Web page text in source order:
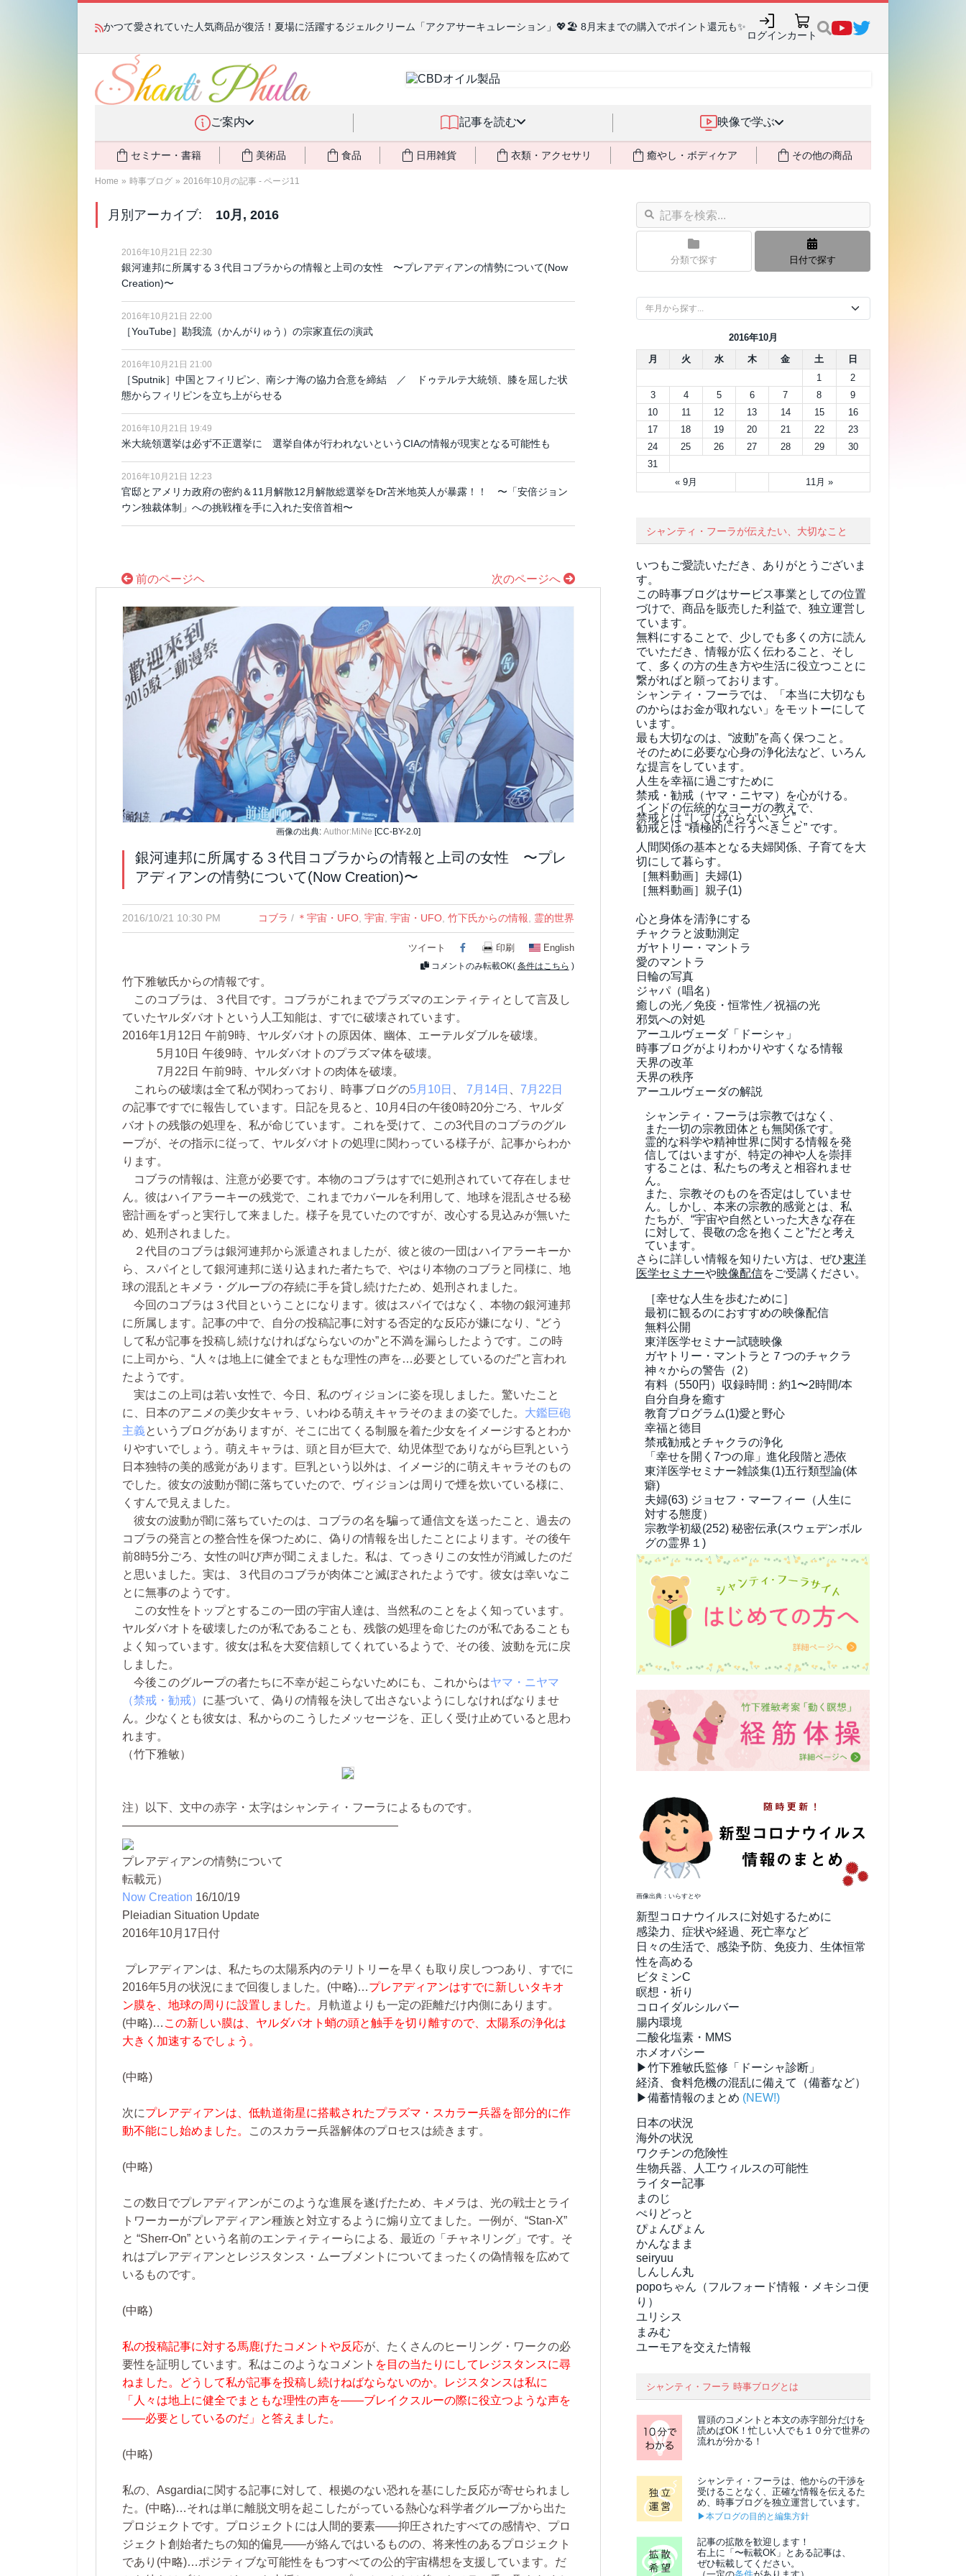
かつて愛されていた人気商品が復活！夏場に活躍するジェルクリーム「アクアサーキュレーション」💖🏖️ 8月末までの購入でポイント還元も✨
ログインカート
ご案内 記事を読む 映像で学ぶ
セミナー・書籍 美術品 食品 日用雑貨 衣類・アクセサリ 癒やし・ボディケア その他の商品
Home » 時事ブログ » 2016年10月の記事 - ページ11
月別アーカイブ: 10月, 2016
2016年10月21日 22:30
銀河連邦に所属する３代目コブラからの情報と上司の女性 〜プレアディアンの情勢について(Now
Creation)〜
2016年10月21日 22:00
［YouTube］勘我流（かんがりゅう）の宗家直伝の演武
2016年10月21日 21:00
［Sputnik］中国とフィリピン、南シナ海の協力合意を締結 ／ ドゥテルテ大統領、膝を屈した状
態からフィリピンを立ち上がらせる
2016年10月21日 19:49
米大統領選挙は必ず不正選挙に 選挙自体が行われないというCIAの情報が現実となる可能性も
2016年10月21日 12:23
官邸とアメリカ政府の密約＆11月解散12月解散総選挙をDr苫米地英人が暴露！！ 〜「安倍ジョン
ウン独裁体制」への挑戦権を手に入れた安倍首相〜
前のページヘ 次のページへ
画像の出典: Author:MiNe [CC-BY-2.0]
銀河連邦に所属する３代目コブラからの情報と上司の女性 〜プレ
アディアンの情勢について(Now Creation)〜
2016/10/21 10:30 PM コブラ / ＊宇宙・UFO, 宇宙, 宇宙・UFO, 竹下氏からの情報 霊的世界
ツイート Facebook
印刷 English
コメントのみ転載OK( 条件はこちら )
竹下雅敏氏からの情報です。
このコブラは、３代目です。コブラがこれまでプラズマのエンティティとして言及し
ていたヤルダバオトという人工知能は、すでに破壊されています。
2016年1月12日 午前9時、ヤルダバオトの原因体、幽体、エーテルダブルを破壊。
5月10日 午後9時、ヤルダバオトのプラズマ体を破壊。
7月22日 午前9時、ヤルダバオトの肉体を破壊。
これらの破壊は全て私が関わっており、時事ブログの5月10日 7月14日
7月22日
の記事ですでに報告しています。日記を見ると、10月4日の午後0時20分ごろ、ヤルダ
バオトの残骸の処理を、私が命じています。これを受けて、この3代目のコブラのグル
ープが、その指示に従って、ヤルダバオトの処理に関わっている様子が、記事からわか
ります。
コブラの情報は、注意が必要です。本物のコブラはすでに処刑されていて存在しませ
ん。彼はハイアラーキーの残党で、これまでカバールを利用して、地球を混乱させる秘
密計画をずっと実行して来ました。様子を見ていたのですが、改心する見込みが無いた
め、処刑されました。
２代目のコブラは銀河連邦から派遣されましたが、彼と彼の一団はハイアラーキーか
ら、スパイとして銀河連邦に送り込まれた者たちで、やはり本物のコブラと同様に、地
球の混乱とキメラ・グループの存続に手を貸し続けたため、処刑されました。
今回のコブラは３代目ということになります。彼はスパイではなく、本物の銀河連邦
に所属します。記事の中で、自分の投稿記事に対する否定的な反応が嫌になり、“どう
して私が記事を投稿し続けなければならないのか”と不満を漏らしたようです。この時
に上司から、“人々は地上に健全でまともな理性の声を…必要としているのだ”と言われ
たようです。
実はこの上司は若い女性で、今日、私のヴィジョンに姿を現しました。驚いたこと
に、日本のアニメの美少女キャラ、いわゆる萌えキャラそのままの姿でした。 大鑑巨砲
主義というブログがありますが、そこに出てくる制服を着た少女をイメージするとわか
りやすいでしょう。萌えキャラは、頭と目が巨大で、幼児体型でありながら巨乳という
日本独特の美的感覚があります。巨乳という以外は、イメージ的に萌えキャラそのもの
でした。彼女の波動が闇に落ちていたので、ヴィジョンは周りで煙を炊いている様に、
くすんで見えました。
彼女の波動が闇に落ちていたのは、コブラの名を騙って通信文を送ったこと、過去の
コブラの発言との整合性を保つために、偽りの情報を出したことによります。その後午
前8時5分ごろ、女性の叫び声が聞こえました。私は、てっきりこの女性が消滅したのだ
と思いました。実は、３代目のコブラが肉体ごと滅ぼされたようです。彼女は幸いなこ
とに無事のようです。
この女性をトップとするこの一団の宇宙人達は、当然私のことをよく知っています。
ヤルダバオトを破壊したのが私であることも、残骸の処理を命じたのが私であることも
よく知っています。彼女は私を大変信頼してくれているようで、その後、波動を元に戻
しました。
今後このグループの者たちに不幸が起こらないためにも、これからはヤマ・ニヤマ
（禁戒・勧戒） に基づいて、偽りの情報を決して出さないようにしなければなりませ
ん。少なくとも彼女は、私からのこうしたメッセージを、正しく受け止めていると思わ
れます。
（竹下雅敏）
注）以下、文中の赤字・太字はシャンティ・フーラによるものです。
————————————————————————
プレアディアンの情勢について
転載元）
Now Creation 16/10/19
Pleiadian Situation Update
2016年10月17日付
プレアディアンは、私たちの太陽系内のテリトリーを早くも取り戻しつつあり、すでに
2016年5月の状況にまで回復しました。 (中略)…プレアディアンはすでに新しいタキオ
ン膜を、地球の周りに設置しました。
月軌道よりも一定の距離だけ内側にあります。
(中略)… この新しい膜は、ヤルダバオト蛸の頭と触手を切り離すので、太陽系の浄化は
大きく加速するでしょう。
(中略)
次にプレアディアンは、低軌道衛星に搭載されたプラズマ・スカラー兵器を部分的に作
動不能にし始めました。
このスカラー兵器解体のプロセスは続きます。
(中略)
この数日でプレアディアンがこのような進展を遂げたため、キメラは、光の戦士とライ
トワーカーがプレアディアン種族と対立するように煽り立てました。一例が、“Stan-X”
と “Sherr-On” という名前のエンティティーらによる、最近の「チャネリング」です。そ
れはプレアディアンとレジスタンス・ムーブメントについてまったくの偽情報を広めて
いるものです。
(中略)
私の投稿記事に対する馬鹿げたコメントや反応が、たくさんのヒーリング・ワークの必
要性を証明しています。私はこのようなコメント を目の当たりにしてレジスタンスに尋
ねました。どうして私が記事を投稿し続けねばならないのか。レジスタンスは私に
「人々は地上に健全でまともな理性の声を――ブレイクスルーの際に役立つような声を
――必要としているのだ」と答えました。
(中略)
私の、Asgardiaに関する記事に対して、根拠のない恐れを基にした反応が寄せられまし
た。 (中略)…それは単に離脱文明を起こしたがっている熱心な科学者グループから出た
プロジェクトです。プロジェクトには人間的要素――抑圧されたすべての感情や、プロ
ジェクト創始者たちの知的偏見――が絡んではいるものの、将来性のあるプロジェクト
であり (中略)…ポジティブな可能性をもつすべての公的宇宙構想を支援しています。だ
分類で探す 日付で探す
2016年10月
月
火 水 木 金 土 日
« 9月 11月 »
1
2
3
4 5 6 7 8
9
10
11 12 13 14 15
16
17
18 19 20 21 22
23
24
25 26 27 28 29
30
31
シャンティ・フーラが伝えたい、大切なこと
いつもご愛読いただき、ありがとうございま
す。
この時事ブログはサービス事業としての位置
づけで、商品を販売した利益で、独立運営し
ています。
無料にすることで、少しでも多くの方に読ん
でいただき、情報が広く伝わること、そし
て、 多くの方の生き方や生活に役立つことに
繋がればと願っております。
シャンティ・フーラでは、「本当に大切なも
のからはお金が取れない」をモットーにして
います。
最も大切なのは、“波動”を高く保つこと。
そのために必要な心身の浄化法など、いろん
な提言をしています。
人生を幸福に過ごすために
禁戒・勧戒（ヤマ・ニヤマ）を心がける。
インドの伝統的なヨーガの教えで、
禁戒とは “してはならないこと” 、
勧戒とは “積極的に行うべきこと” です。
人間関係の基本となる夫婦関係、子育てを大
切にして暮らす。
［無料動画］夫婦(1)
［無料動画］親子(1)
心と身体を清浄にする
チャクラと波動測定
ガヤトリー・マントラ
愛のマントラ
日輪の写真
ジャパ（唱名）
癒しの光／免疫・恒常性／祝福の光
邪気への対処
アーユルヴェーダ「ドーシャ」
時事ブログがよりわかりやすくなる情報
天界の改革
天界の秩序
アーユルヴェーダの解説
シャンティ・フーラは宗教ではなく、
また一切の宗教団体とも無関係です。
霊的な科学や精神世界に関する情報を発
信してはいますが、特定の神や人を崇拝
することは、私たちの考えと相容れませ
ん。
また、宗教そのものを否定はしていませ
ん。しかし、本来の宗教的感覚とは、私
たちが、“宇宙や自然といった大きな存在
に対して、畏敬の念を抱くこと”だと考え
ています。
さらに詳しい情報を知りたい方は、ぜひ東洋
医学セミナーや映像配信をご受講ください。
［幸せな人生を歩むために］
最初に観るのにおすすめの映像配信
無料公開
東洋医学セミナー試聴映像
ガヤトリー・マントラと７つのチャクラ
神々からの警告（2）
有料（550円） 収録時間：約1〜2時間/本
自分自身を癒す
教育プログラム(1)愛と野心
幸福と徳目
禁戒勧戒とチャクラの浄化
「幸せを開く7つの扉」進化段階と憑依
東洋医学セミナー雑談集(1)五行類型論(体
癖)
夫婦(63) ジョセフ・マーフィー（人生に
対する態度）
宗教学初級(252) 秘密伝承(スウェデンボル
グの霊界１)
画像出典：いらすとや
新型コロナウイルスに対処するために
感染力、症状や経過、死亡率など
日々の生活で、感染予防、免疫力、生体恒常
性を高める
ビタミンC
瞑想・祈り
コロイダルシルバー
腸内環境
二酸化塩素・MMS
ホメオパシー
▶竹下雅敏氏監修「ドーシャ診断」
経済、食料危機の混乱に備えて（備蓄など）
▶備蓄情報のまとめ (NEW!)
日本の状況
海外の状況
ワクチンの危険性
生物兵器、人工ウィルスの可能性
ライター記事
まのじ
ぺりどっと
ぴょんぴょん
かんなまま
seiryuu
しんしん丸
popoちゃん（フルフォード情報・メキシコ便
り）
ユリシス
まみむ
ユーモアを交えた情報
シャンティ・フーラ 時事ブログとは
冒頭のコメントと本文の赤字部分だけを
読めばOK！忙しい人でも１０分で世界の
流れが分かる！
シャンティ・フーラは、他からの干渉を
受けることなく、正確な情報を伝えるた
め、時事ブログを独立運営しています。
▶本ブログの目的と編集方針
記事の拡散を歓迎します！
右上に「〜転載OK」とある記事は、
ぜひ転載してください。